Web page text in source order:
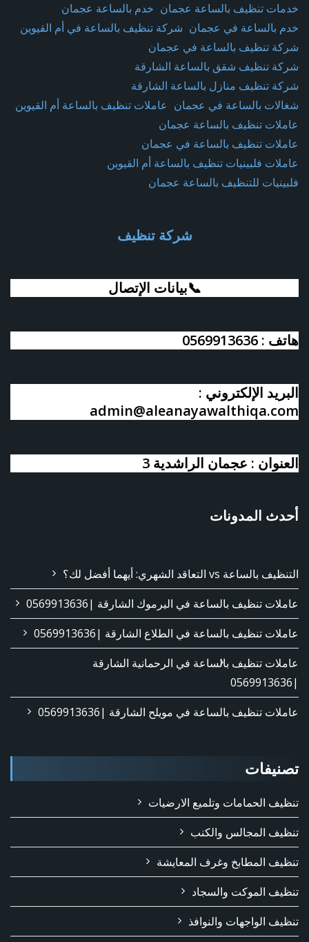
خدمات تنظيف بالساعة عجمان خدم بالساعة عجمان
خدم بالساعة في عجمان شركة تنظيف بالساعة في أم القيوين
شركة تنظيف بالساعة في عجمان
شركة تنظيف شقق بالساعة الشارقة
شركة تنظيف منازل بالساعة الشارقة
شغالات بالساعة في عجمان عاملات تنظيف بالساعة أم القيوين
عاملات تنظيف بالساعة عجمان
عاملات تنظيف بالساعة في عجمان
عاملات فلبينيات تنظيف بالساعة أم القيوين
فلبينيات للتنظيف بالساعة عجمان
شركة تنظيف
📞بيانات الإتصال
هاتف : 0569913636
البريد الإلكتروني :
admin@aleanayawalthiqa.com
العنوان : عجمان الراشدية 3
أحدث المدونات
التنظيف بالساعة vs التعاقد الشهري: أيهما أفضل لك؟
عاملات تنظيف بالساعة في اليرموك الشارقة |0569913636
عاملات تنظيف بالساعة في الطلاع الشارقة |0569913636
عاملات تنظيف بالساعة في الرحمانية الشارقة
|0569913636
عاملات تنظيف بالساعة في مويلح الشارقة |0569913636
تصنيفات
تنظيف الحمامات وتلميع الارضيات
تنظيف المجالس والكنب
تنظيف المطابخ وغرف المعايشة
تنظيف الموكت والسجاد
تنظيف الواجهات والنوافذ